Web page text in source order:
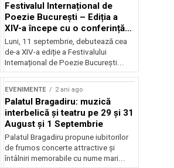
Festivalul Internațional de
Poezie București – Ediția a
XIV-a începe cu o conferință
despre limba română
susținută de Marco Lucchesi
Luni, 11 septembrie, debutează cea
de-a XIV-a ediție a Festivalului
Internațional de Poezie București...
EVENIMENTE 2 ani ago
Palatul Bragadiru: muzică
interbelică şi teatru pe 29 şi 31
August şi 1 Septembrie
Palatul Bragadiru propune iubitorilor
de frumos concerte attractive şi
întâlniri memorabile cu nume mari...